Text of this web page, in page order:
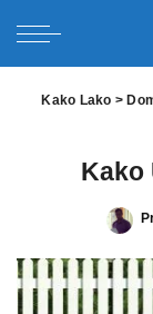
Kako Lako >
Kako